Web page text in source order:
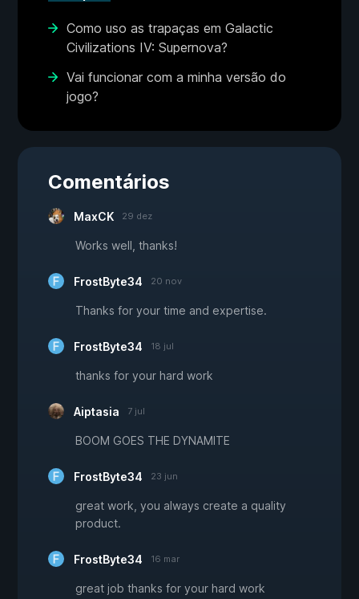
Como uso as trapaças em Galactic
Civilizations IV: Supernova?
Vai funcionar com a minha versão do
jogo?
Comentários
MaxCK 29 dez
Works well, thanks!
FrostByte34 20 nov
Thanks for your time and expertise.
FrostByte34 18 jul
thanks for your hard work
Aiptasia 7 jul
BOOM GOES THE DYNAMITE
FrostByte34 23 jun
great work, you always create a quality
product.
FrostByte34 16 mar
great job thanks for your hard work